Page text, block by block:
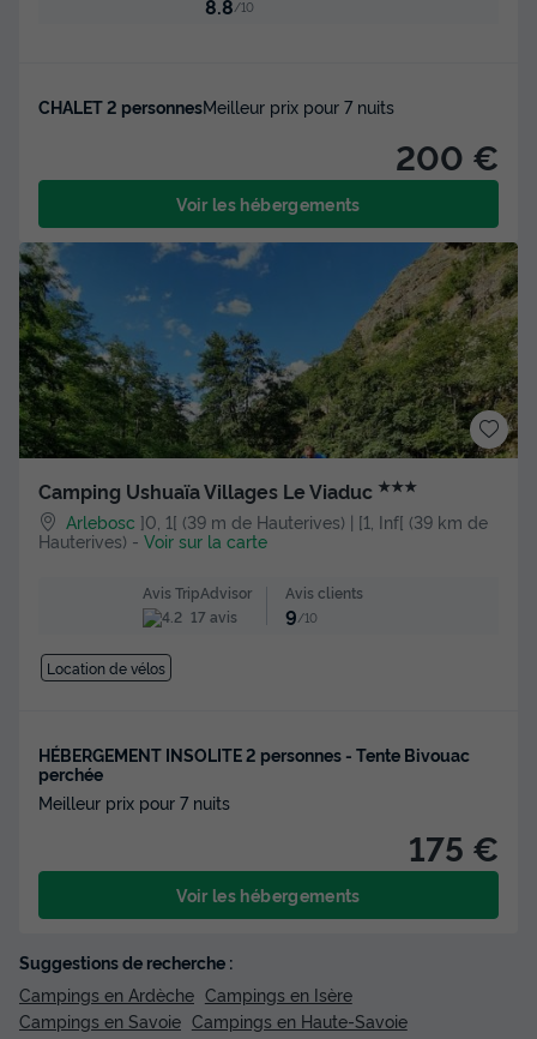
8.8/10
CHALET 2 personnesMeilleur prix pour 7 nuits
200 €
Voir les hébergements
Camping Ushuaïa Villages Le Viaduc ★★★
Arlebosc ]0, 1[ (39 m de Hauterives) | [1, Inf[ (39 km de
Hauterives) - Voir sur la carte
Avis TripAdvisor
17 avis
Avis clients
9/10
Location de vélos
HÉBERGEMENT INSOLITE 2 personnes - Tente Bivouac
perchée
Meilleur prix pour 7 nuits
175 €
Voir les hébergements
Suggestions de recherche :
Campings en Ardèche Campings en Isère
Campings en Savoie Campings en Haute-Savoie